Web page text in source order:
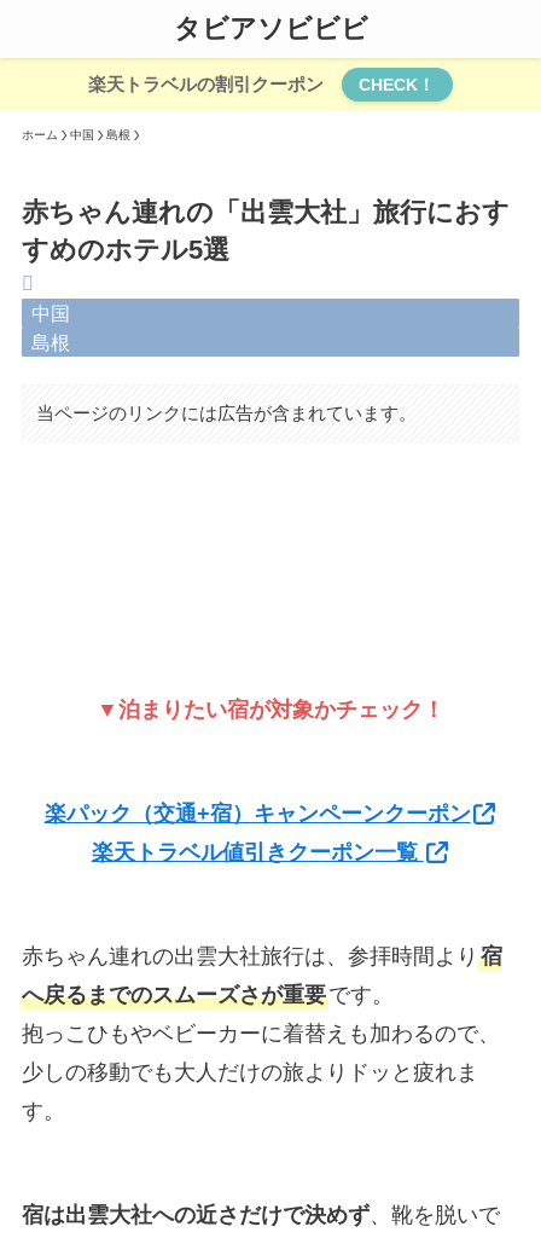
タビアソビビビ
楽天トラベルの割引クーポン CHECK！
ホーム 中国 島根
赤ちゃん連れの「出雲大社」旅行におす
すめのホテル5選
中国
島根
当ページのリンクには広告が含まれています。
▼泊まりたい宿が対象かチェック！
楽パック（交通+宿）キャンペーンクーポン
楽天トラベル値引きクーポン一覧
赤ちゃん連れの出雲大社旅行は、参拝時間より 宿
へ戻るまでのスムーズさが重要です。
抱っこひもやベビーカーに着替えも加わるので、
少しの移動でも大人だけの旅よりドッと疲れま
す。
宿は出雲大社への近さだけで決めず、靴を脱いで